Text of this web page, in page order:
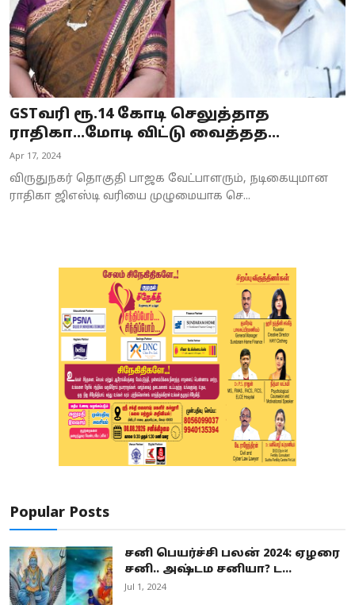
Tamilnadu
National
World
Astrology
Spirituality
Weather
GSTவரி ரூ.14 கோடி செலுத்தாத
ராதிகா...மோடி விட்டு வைத்தத...
Apr 17, 2024
விருதுநகர் தொகுதி பாஜக வேட்பாளரும், நடிகையுமான
ராதிகா ஜிஎஸ்டி வரியை முழுமையாக செ...
Popular Posts
சனி பெயர்ச்சி பலன் 2024: ஏழரை
சனி.. அஷ்டம சனியா? ட...
Jul 1, 2024